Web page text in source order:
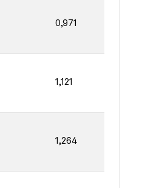
0,971
1,121
1,264